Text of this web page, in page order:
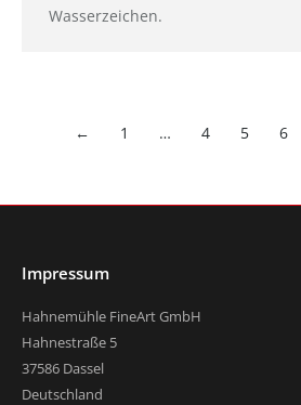
Wasserzeichen.
← 1 … 4 5 6
Impressum
Hahnemühle FineArt GmbH
Hahnestraße 5
37586 Dassel
Deutschland